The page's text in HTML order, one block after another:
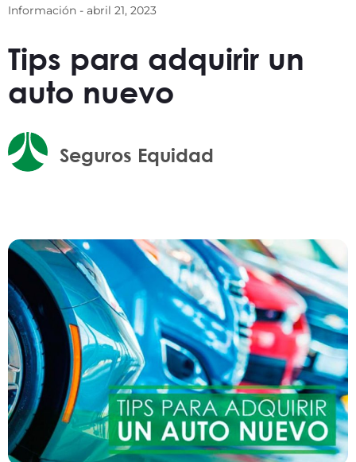
Información - abril 21, 2023
Tips para adquirir un
auto nuevo
Seguros Equidad